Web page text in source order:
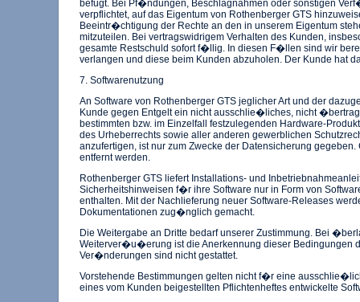
befugt. Bei Pf�ndungen, Beschlagnahmen oder sonstigen
verpflichtet, auf das Eigentum von Rothenberger GTS
Beeintr�chtigung der Rechte an den in unserem Eigentum
mitzuteilen. Bei vertragswidrigem Verhalten des Kunden,
gesamte Restschuld sofort f�llig. In diesen F�llen sind wir
verlangen und diese beim Kunden abzuholen. Der Kunde hat
7. Softwarenutzung
An Software von Rothenberger GTS jeglicher Art und der
Kunde gegen Entgelt ein nicht ausschlie�liches, nicht
bestimmten bzw. im Einzelfall festzulegenden Hardware-
des Urheberrechts sowie aller anderen gewerblichen
anzufertigen, ist nur zum Zwecke der Datensicherung
entfernt werden.
Rothenberger GTS liefert Installations- und
Sicherheitshinweisen f�r ihre Software nur in Form von
enthalten. Mit der Nachlieferung neuer Software-Releases
Dokumentationen zug�nglich gemacht.
Die Weitergabe an Dritte bedarf unserer Zustimmung. Bei
Weiterver�u�erung ist die Anerkennung dieser Bedingungen
Ver�nderungen sind nicht gestattet.
Vorstehende Bestimmungen gelten nicht f�r eine
eines vom Kunden beigestellten Pflichtenheftes entwickelte